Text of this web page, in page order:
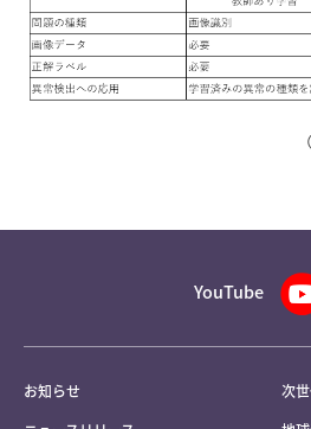
YouTube
お知らせ
次